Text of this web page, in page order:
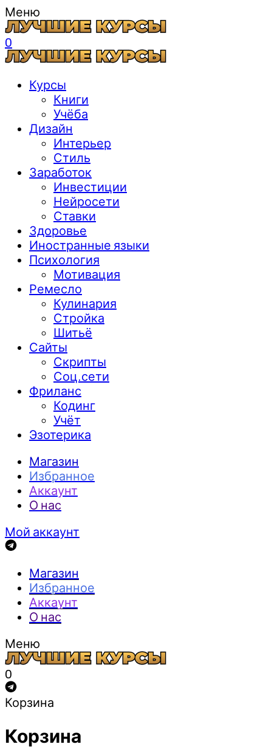
Меню
0
Курсы
Книги
Учёба
Дизайн
Интерьер
Стиль
Заработок
Инвестиции
Нейросети
Ставки
Здоровье
Иностранные языки
Психология
Мотивация
Ремесло
Кулинария
Стройка
Шитьё
Сайты
Скрипты
Соц.сети
Фриланс
Кодинг
Учёт
Эзотерика
Магазин
Избранное
Аккаунт
О нас
Мой аккаунт
Магазин
Избранное
Аккаунт
О нас
Меню
0
Корзина
Корзина